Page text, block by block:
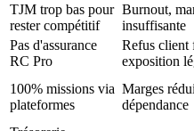
TJM trop bas pour
rester compétitif
Burnout,
insuffisante
Pas d'assurance
RC Pro
Refus client
exposition
100% missions via
plateformes
Marges
dépendance